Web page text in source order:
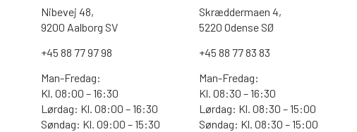
Nibevej 48,
9200 Aalborg SV
+45 88 77 97 98
Man-Fredag:
Kl. 08:00 – 16:30
Lørdag: Kl. 08:00 – 16:30
Søndag: Kl. 09:00 – 15:30
Skræddermaen 4,
5220 Odense SØ
+45 88 77 83 83
Man-Fredag:
Kl. 08:30 – 16:30
Lørdag: Kl. 08:30 – 15:00
Søndag: Kl. 08:30 – 15:00